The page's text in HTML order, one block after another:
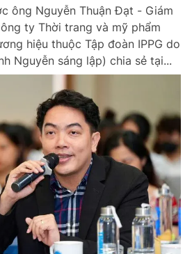
ông Nguyễn Thuận Đạt - Giám
ty Thời trang và mỹ phẩm
hiệu thuộc Tập đoàn IPPG do
Nguyễn sáng lập) chia sẻ tại...